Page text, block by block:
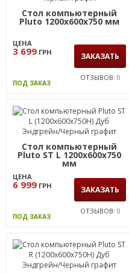
Стол компьютерный
Pluto 1200х600х750 мм
ЦЕНА
3 699 ГРН ЗАКАЗАТЬ
ПОД ЗАКАЗ
ОТЗЫВОВ: 0
Стол компьютерный
Pluto ST L 1200х600х750
мм
ЦЕНА
6 999 ГРН ЗАКАЗАТЬ
ПОД ЗАКАЗ
ОТЗЫВОВ: 0